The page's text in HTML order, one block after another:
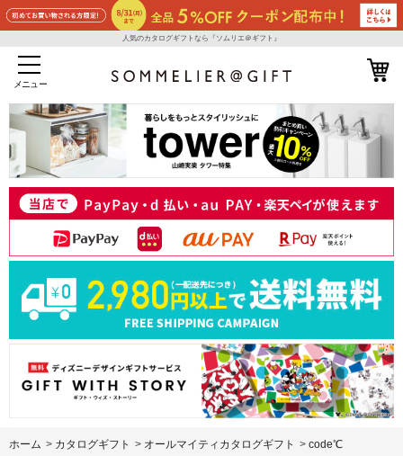
人気のカタログギフトなら『ソムリエ＠ギフト』
メニュー
ホーム > カタログギフト > オールマイティカタログギフト > code℃